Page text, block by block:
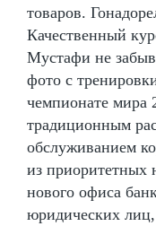
товаров.
Качественный
Мустафи не
фото с
чемпионате мира
традиционным
обслуживанием
из приоритетных
нового офиса
юридических